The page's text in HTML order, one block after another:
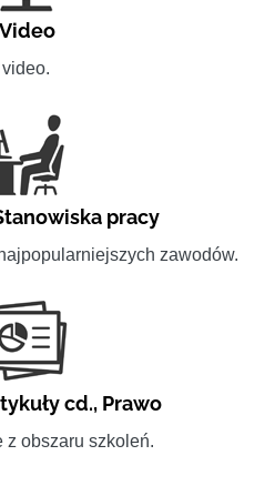
Video
pracy
zawodów.
cd., Prawo
z obszaru szkoleń.